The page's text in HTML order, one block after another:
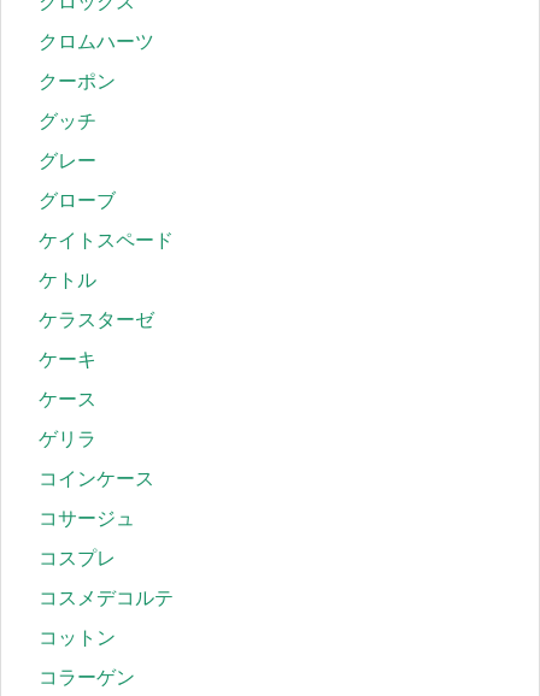
クロムハーツ
クーポン
グッチ
グレー
グローブ
ケイトスペード
ケトル
ケラスターゼ
ケーキ
ケース
ゲリラ
コインケース
コサージュ
コスプレ
コスメデコルテ
コットン
コラーゲン